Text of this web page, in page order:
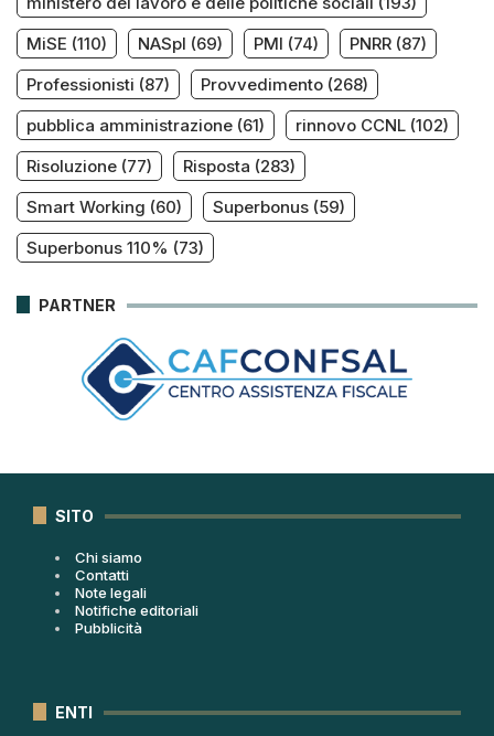
MiSE (110) NASpI (69) PMI (74) PNRR (87)
Professionisti (87) Provvedimento (268)
pubblica amministrazione (61) rinnovo CCNL (102)
Risoluzione (77) Risposta (283)
Smart Working (60) Superbonus (59)
Superbonus 110% (73)
PARTNER
SITO
Chi siamo
Contatti
Note legali
Notifiche editoriali
Pubblicità
ENTI